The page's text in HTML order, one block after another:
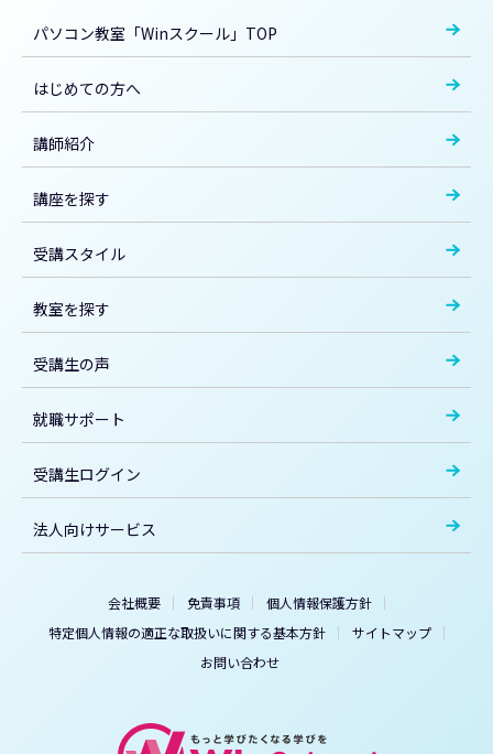
パソコン教室「Winスクール」TOP
はじめての方へ
講師紹介
講座を探す
受講スタイル
教室を探す
受講生の声
就職サポート
受講生ログイン
法人向けサービス
会社概要 免責事項
個人情報保護方針
特定個人情報の適正な取扱いに関する基本方針
サイトマップ
お問い合わせ